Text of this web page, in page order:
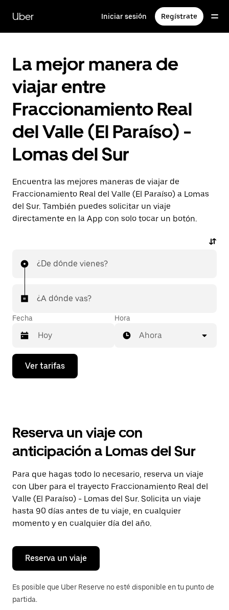
contenido
principal
Uber Iniciar sesión Regístrate
La mejor manera de
viajar entre
Fraccionamiento Real
del Valle (El Paraíso) -
Lomas del Sur
Encuentra las mejores maneras de viajar de
Fraccionamiento Real del Valle (El Paraíso) a Lomas
del Sur. También puedes solicitar un viaje
directamente en la App con solo tocar un botón.
¿De dónde vienes?
¿A dónde vas?
Fecha
Presiona
flecha
el
y
selecciona
una
fecha.
Presiona
la
tecla Esc
para
cerrar
calendario.
Hora
Ahora
Ver tarifas
Reserva un viaje con
anticipación a Lomas del Sur
Para que hagas todo lo necesario, reserva un viaje
con Uber para el trayecto Fraccionamiento Real del
Valle (El Paraíso) - Lomas del Sur. Solicita un viaje
hasta 90 días antes de tu viaje, en cualquier
momento y en cualquier día del año.
Reserva un viaje
Es posible que Uber Reserve no esté disponible en tu punto de
partida.